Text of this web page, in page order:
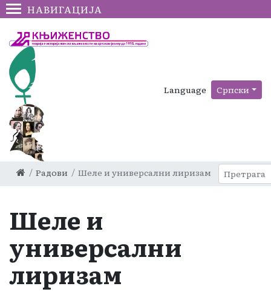
НАВИГАЦИЈА
Language Српски
Радови Шеле и универсални лиризам
Шеле и
универсални
лиризам